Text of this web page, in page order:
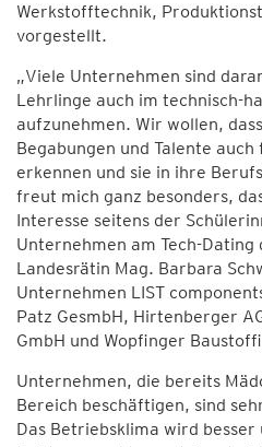
Werkstofftechnik,
vorgestellt.
„Viele Unternehmen sind
Lehrlinge auch im technisch-
aufzunehmen. Wir wollen,
Begabungen und Talente
erkennen und sie in ihre
freut mich ganz besonders,
Interesse seitens der
Unternehmen am Tech-Dating
Landesrätin Mag. Barbara
Unternehmen LIST
Patz GesmbH, Hirtenberger
GmbH und Wopfinger
Unternehmen, die bereits
Bereich beschäftigen, sind
Das Betriebsklima wird besser